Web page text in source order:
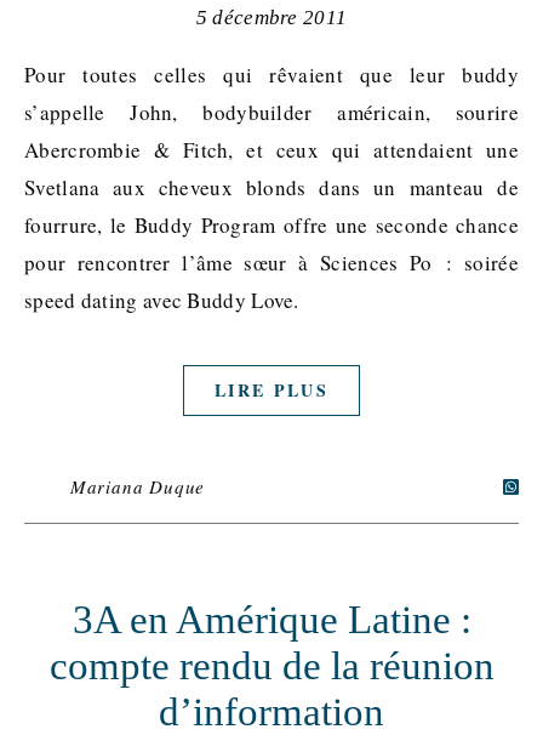
5 décembre 2011
Pour toutes celles qui rêvaient que leur buddy
s’appelle John, bodybuilder américain, sourire
Abercrombie & Fitch, et ceux qui attendaient une
Svetlana aux cheveux blonds dans un manteau de
fourrure, le Buddy Program offre une seconde chance
pour rencontrer l’âme sœur à Sciences Po : soirée
speed dating avec Buddy Love.
LIRE PLUS
Mariana Duque
3A en Amérique Latine :
compte rendu de la réunion
d’information